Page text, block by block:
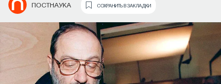
ПОСТНАУКА СОХРАНИТЬ В ЗАКЛАДКИ